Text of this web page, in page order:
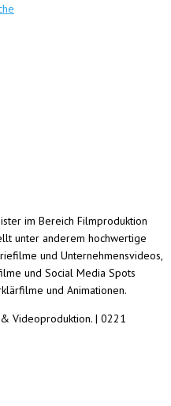
im Bereich Filmproduktion
unter anderem hochwertige
und Unternehmensvideos,
und Social Media Spots
und Animationen.
Videoproduktion. | 0221